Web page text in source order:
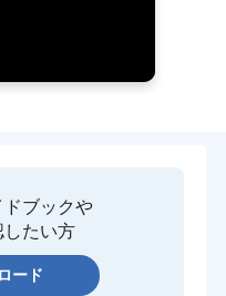
ブックや
したい方
ード